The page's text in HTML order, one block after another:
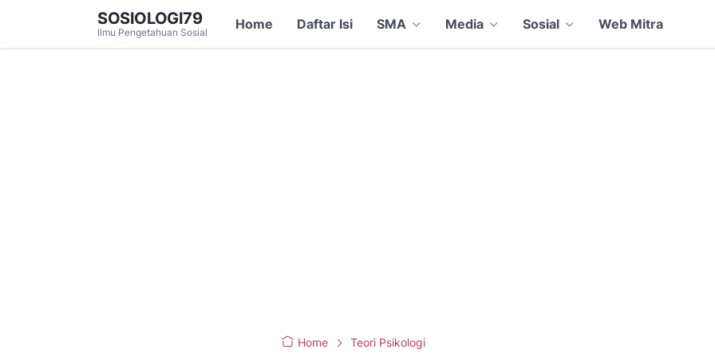
SOSIOLOGI79
Ilmu Pengetahuan Sosial
Home Daftar Isi SMA Media Sosial Web Mitra
Home Teori Psikologi